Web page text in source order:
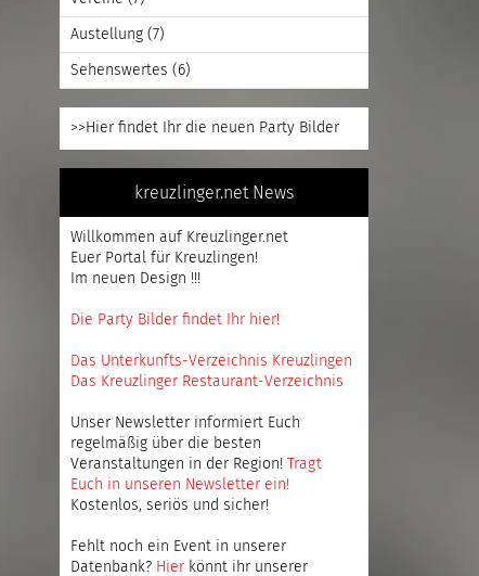
Austellung (7)
Sehenswertes (6)
>>Hier findet Ihr die neuen Party Bilder
kreuzlinger.net News
Willkommen auf Kreuzlinger.net
Euer Portal für Kreuzlingen!
Im neuen Design !!!
Die Party Bilder findet Ihr hier!
Das Unterkunfts-Verzeichnis Kreuzlingen
Das Kreuzlinger Restaurant-Verzeichnis
Unser Newsletter informiert Euch
regelmäßig über die besten
Veranstaltungen in der Region! Tragt
Euch in unseren Newsletter ein!
Kostenlos, seriös und sicher!
Fehlt noch ein Event in unserer
Datenbank? Hier könnt ihr unserer